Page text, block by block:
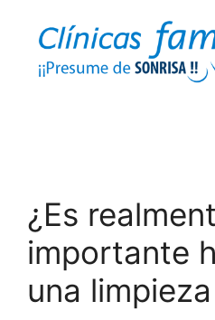
¿Es
importante
una